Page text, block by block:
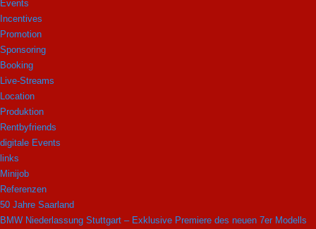
Events
Incentives
Promotion
Sponsoring
Booking
Live-Streams
Location
Produktion
Rentbyfriends
digitale Events
links
Minijob
Referenzen
50 Jahre Saarland
BMW Niederlassung Stuttgart – Exklusive Premiere des neuen 7er Modells